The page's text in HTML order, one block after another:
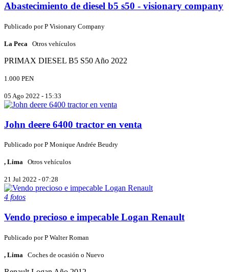
Abastecimiento de diesel b5 s50 - visionary company
Publicado porP Visionary Company
La Peca Otros vehículos
PRIMAX DIESEL B5 S50 Año 2022
1.000 PEN
05 Ago 2022 - 15:33
John deere 6400 tractor en venta
Publicado porP Monique Andrée Beudry
, Lima Otros vehículos
21 Jul 2022 - 07:28
4 fotos
Vendo precioso e impecable Logan Renault
Publicado porP Walter Roman
, Lima Coches de ocasión o Nuevo